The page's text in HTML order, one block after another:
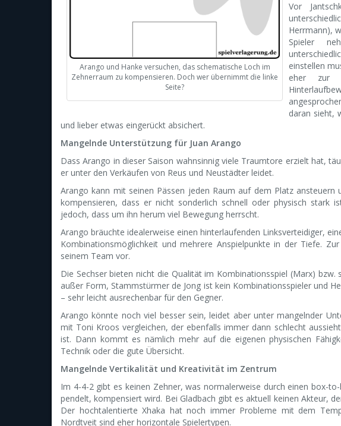
Arango und Hanke versuchen, das schematische Loch im
Zehnerraum zu kompensieren. Doch wer übernimmt die linke
Seite?
Vor
Herrmann),
Spieler
einstellen
eher zur
daran sieht,
und lieber etwas eingerückt absichert.
Mangelnde Unterstützung für Juan Arango
Dass Arango in dieser Saison wahnsinnig viele Traumtore erzielt hat,
er unter den Verkäufen von Reus und Neustädter leidet.
Arango kann mit seinen Pässen jeden Raum auf dem Platz ansteuern
kompensieren, dass er nicht sonderlich schnell oder physisch stark
jedoch, dass um ihn herum viel Bewegung herrscht.
Arango bräuchte idealerweise einen hinterlaufenden Linksverteidiger,
Kombinationsmöglichkeit und mehrere Anspielpunkte in der Tiefe.
seinem Team vor.
Die Sechser bieten nicht die Qualität im Kombinationsspiel (Marx)
außer Form, Stammstürmer de Jong ist kein Kombinationsspieler und
– sehr leicht ausrechenbar für den Gegner.
Arango könnte noch viel besser sein, leidet aber unter mangelnder
mit Toni Kroos vergleichen, der ebenfalls immer dann schlecht
ist. Dann kommt es nämlich mehr auf die eigenen physischen
Technik oder die gute Übersicht.
Mangelnde Vertikalität und Kreativität im Zentrum
Im 4-4-2 gibt es keinen Zehner, was normalerweise durch einen box-
pendelt, kompensiert wird. Bei Gladbach gibt es aktuell keinen Akteur,
Der hochtalentierte Xhaka hat noch immer Probleme mit dem
Nordtveit sind eher horizontale Spielertypen.